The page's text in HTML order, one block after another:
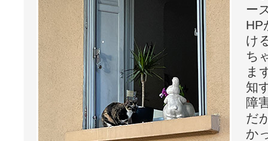
ー
HP
け
ち
ま
知
障
だ
か